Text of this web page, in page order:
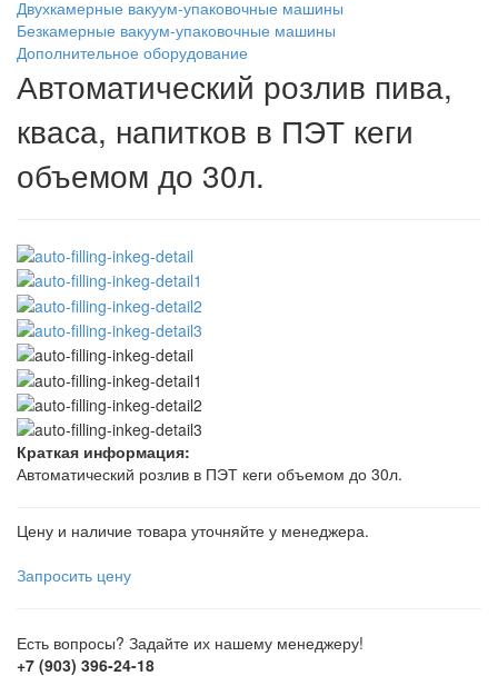
Двухкамерные вакуум-упаковочные машины
Безкамерные вакуум-упаковочные машины
Дополнительное оборудование
Автоматический розлив пива,
кваса, напитков в ПЭТ кеги
объемом до 30л.
Краткая информация:
Автоматический розлив в ПЭТ кеги объемом до 30л.
Цену и наличие товара уточняйте у менеджера.
Запросить цену
Есть вопросы? Задайте их нашему менеджеру!
+7 (903) 396-24-18